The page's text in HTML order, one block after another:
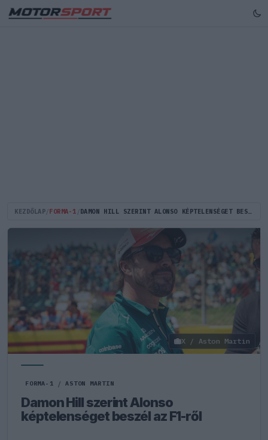
KEZDŐLAP FORMA-1 DAMON HILL SZERINT ALONSO KÉPTELENSÉGET BESZÉL AZ F1-RŐL
X / Aston Martin
FORMA-1 / ASTON MARTIN
Damon Hill szerint Alonso
képtelenséget beszél az F1-ről